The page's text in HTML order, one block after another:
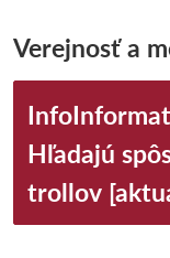
Verejnosť a
Hľadajú
trollov